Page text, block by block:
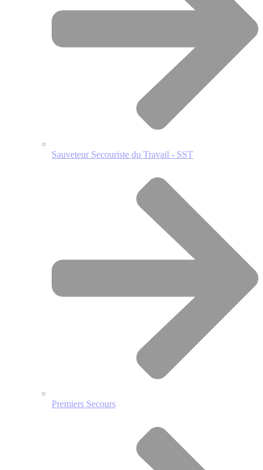
Sauveteur Secouriste du Travail - SST
Premiers Secours